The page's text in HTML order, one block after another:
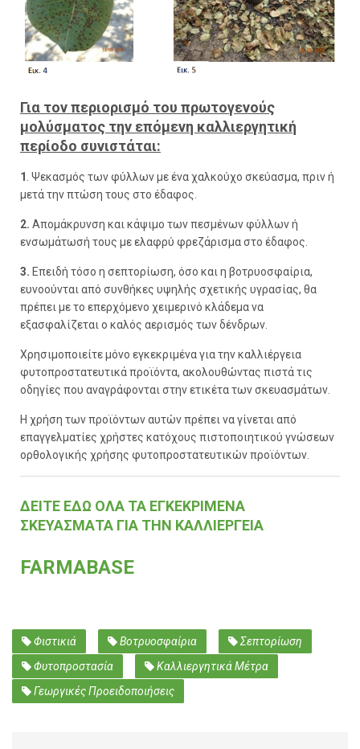
Για τον περιορισμό του πρωτογενούς
μολύσματος την επόμενη καλλιεργητική
περίοδο συνιστάται:
1 . Ψεκασμός των φύλλων με ένα χαλκούχο σκεύασμα, πριν ή
μετά την πτώση τους στο έδαφος.
2. Απομάκρυνση και κάψιμο των πεσμένων φύλλων ή
ενσωμάτωσή τους με ελαφρύ φρεζάρισμα στο έδαφος.
3. Επειδή τόσο η σεπτορίωση, όσο και η βοτρυοσφαίρια,
ευνοούνται από συνθήκες υψηλής σχετικής υγρασίας, θα
πρέπει με το επερχόμενο χειμερινό κλάδεμα να
εξασφαλίζεται ο καλός αερισμός των δένδρων.
Χρησιμοποιείτε μόνο εγκεκριμένα για την καλλιέργεια
φυτοπροστατευτικά προϊόντα, ακολουθώντας πιστά τις
οδηγίες που αναγράφονται στην ετικέτα των σκευασμάτων.
Η χρήση των προϊόντων αυτών πρέπει να γίνεται από
επαγγελματίες χρήστες κατόχους πιστοποιητικού γνώσεων
ορθολογικής χρήσης φυτοπροστατευτικών προϊόντων.
ΔΕΙΤΕ ΕΔΩ ΟΛΑ ΤΑ ΕΓΚΕΚΡΙΜΕΝΑ
ΣΚΕΥΑΣΜΑΤΑ ΓΙΑ ΤΗΝ ΚΑΛΛΙΕΡΓΕΙΑ
FARMABASE
Φιστικιά Βοτρυοσφαίρια
Σεπτορίωση
Φυτοπροστασία
Καλλιεργητικά Μέτρα
Γεωργικές Προειδοποιήσεις